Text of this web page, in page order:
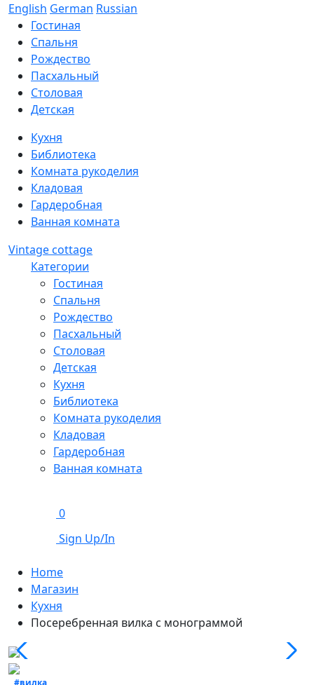
English German Russian
Гостиная
Спальня
Рождество
Пасхальный
Столовая
Детская
Кухня
Библиотека
Комната рукоделия
Кладовая
Гардеробная
Ванная комната
Vintage cottage
Категории
Гостиная
Спальня
Рождество
Пасхальный
Столовая
Детская
Кухня
Библиотека
Комната рукоделия
Кладовая
Гардеробная
Ванная комната
0
Sign Up/In
Home
Магазин
Кухня
Посеребренная вилка с монограммой